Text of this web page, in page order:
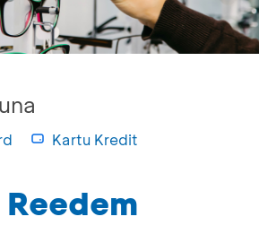
Kartu Kredit